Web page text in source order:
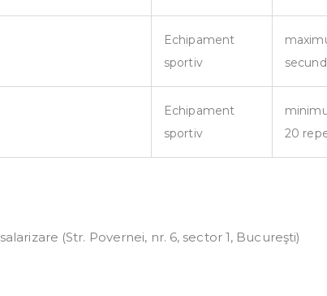
Echipament
sportiv
Echipament
sportiv
20
(Str. Povernei, nr. 6, sector 1, Bucureşti)